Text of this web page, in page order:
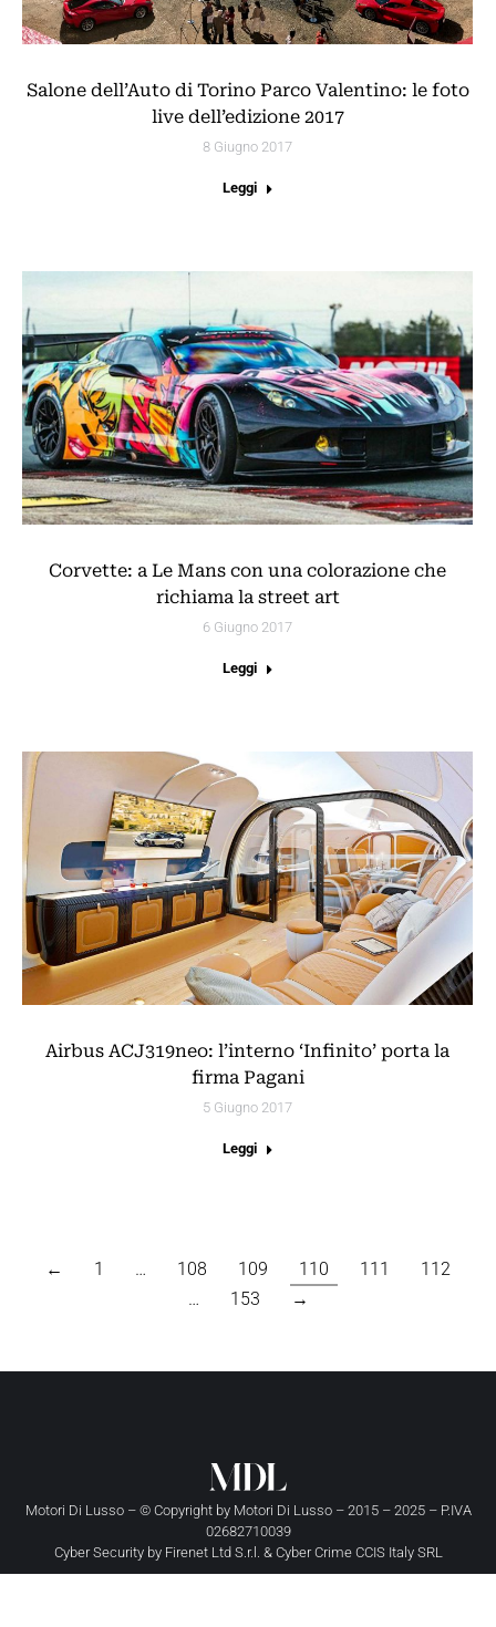
Salone dell’Auto di Torino Parco Valentino: le foto
live dell’edizione 2017
8 Giugno 2017
Leggi
Corvette: a Le Mans con una colorazione che
richiama la street art
6 Giugno 2017
Leggi
Airbus ACJ319neo: l’interno ‘Infinito’ porta la
firma Pagani
5 Giugno 2017
Leggi
← 1 … 108 109 110 111
112
…
153 →
Motori Di Lusso – © Copyright by Motori Di Lusso– 2015 – 2025 – P.IVA
02682710039
Cyber Security by Firenet Ltd S.r.l. & Cyber Crime CCIS Italy SRL